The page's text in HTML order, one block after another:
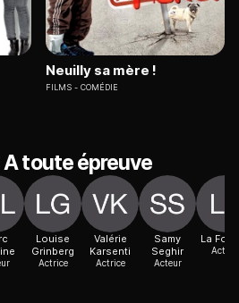
Neuilly sa mère !
FILMS COMÉDIE
toute épreuve
Louise
Grinberg
Actrice
Valérie
Karsenti
Actrice
Samy
Seghir
Acteur
La
Acteur